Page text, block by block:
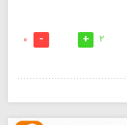
2
0